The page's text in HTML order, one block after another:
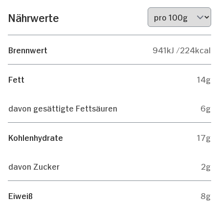
Nährwerte
Brennwert 941kJ /224kcal
Fett 14g
davon gesättigte Fettsäuren 6g
Kohlenhydrate 17g
davon Zucker 2g
Eiweiß 8g